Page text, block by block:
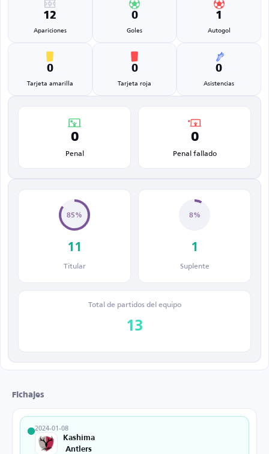
12
Apariciones
0
Goles
1
Autogol
0
Tarjeta amarilla
0
Tarjeta roja
0
Asistencias
0
Penal
0
Penal fallado
85%
11
Titular
8%
1
Suplente
Total de partidos del equipo
13
Fichajes
2024-01-08
Kashima
Antlers